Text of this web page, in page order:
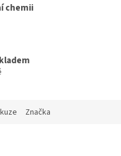
chemii
Značka